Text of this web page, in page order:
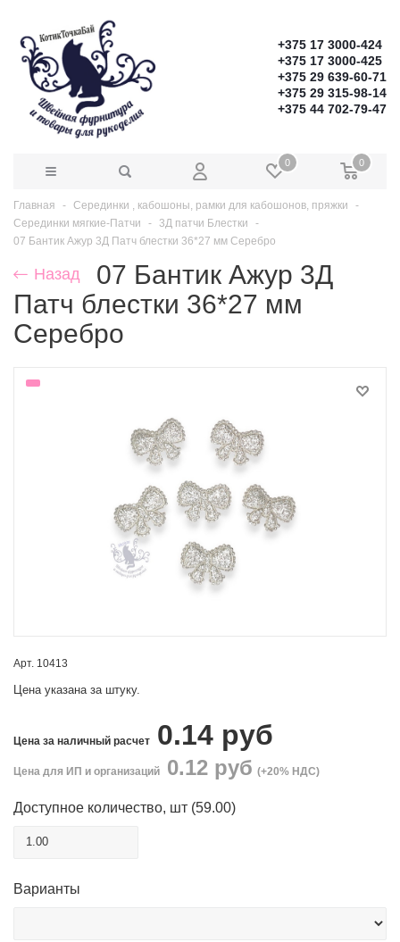
+375 17 3000-424
+375 17 3000-425
+375 29 639-60-71
+375 29 315-98-14
+375 44 702-79-47
0 0
Главная
Серединки , кабошоны, рамки для кабошонов, пряжки
Серединки мягкие-Патчи
3Д патчи Блестки
07 Бантик Ажур 3Д Патч блестки 36*27 мм Серебро
Назад
07 Бантик Ажур 3Д
Патч блестки 36*27 мм
Серебро
Арт. 10413
Цена указана за штуку.
Цена за наличный расчет 0.14 руб
Цена для ИП и организаций 0.12 руб (+20% НДС)
Доступное количество, шт (59.00)
Варианты